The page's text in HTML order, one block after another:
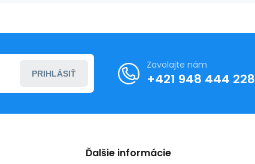
PRIHLÁSIŤ
Zavolajte nám
+421 948 444 228
Ďalšie informácie